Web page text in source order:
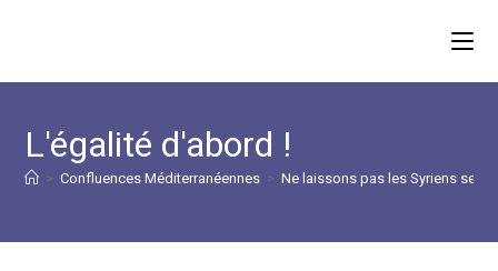
L'égalité d'abord !
> Confluences Méditerranéennes > Ne laissons pas les Syriens seuls